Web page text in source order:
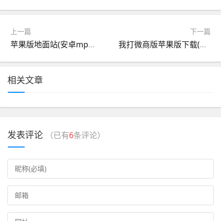
上一篇
苹果版地面站(安卓mp地面站)
下一篇
我打微商版苹果版下载(微商大师苹果手机版官方下载)
相关文章
发表评论 （已有6条评论）